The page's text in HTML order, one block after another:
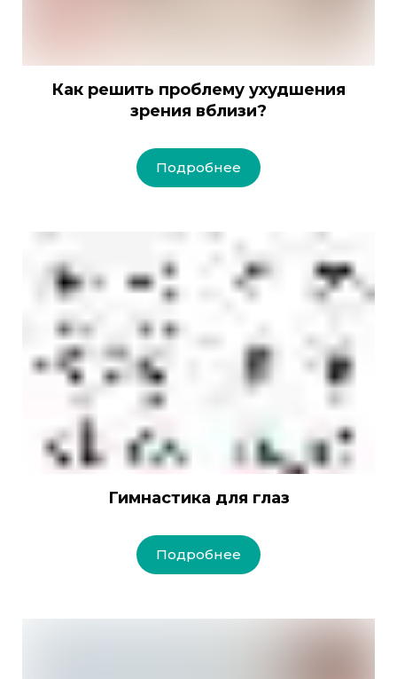
Как решить проблему ухудшения
зрения вблизи?
Подробнее
Гимнастика для глаз
Подробнее